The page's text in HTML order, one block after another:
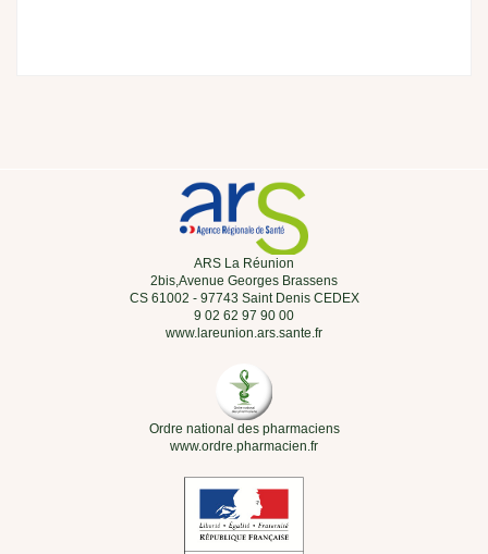
ARS La Réunion
2bis,Avenue Georges Brassens
CS 61002 - 97743 Saint Denis CEDEX
9 02 62 97 90 00
www.lareunion.ars.sante.fr
Ordre national des pharmaciens
www.ordre.pharmacien.fr